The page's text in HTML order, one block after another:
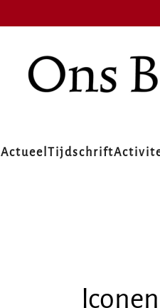
Actueel Tijdschrift